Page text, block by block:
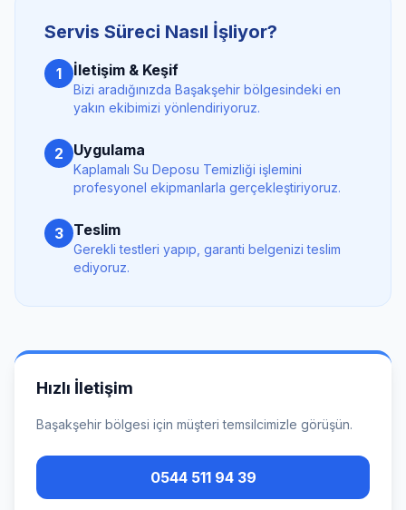
Servis Süreci Nasıl İşliyor?
1 İletişim & Keşif
Bizi aradığınızda Başakşehir bölgesindeki en
yakın ekibimizi yönlendiriyoruz.
2 Uygulama
Kaplamalı Su Deposu Temizliği işlemini
profesyonel ekipmanlarla gerçekleştiriyoruz.
3 Teslim
Gerekli testleri yapıp, garanti belgenizi teslim
ediyoruz.
Hızlı İletişim
Başakşehir bölgesi için müşteri temsilcimizle görüşün.
0544 511 94 39